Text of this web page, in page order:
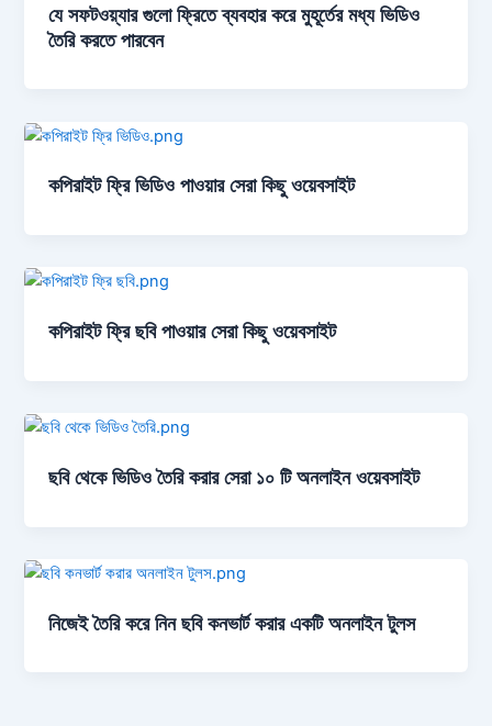
যে সফটওয়্যার গুলো ফ্রিতে ব্যবহার করে মুহূর্তের মধ্য ভিডিও
তৈরি করতে পারবেন
কপিরাইট ফ্রি ভিডিও পাওয়ার সেরা কিছু ওয়েবসাইট
কপিরাইট ফ্রি ছবি পাওয়ার সেরা কিছু ওয়েবসাইট
ছবি থেকে ভিডিও তৈরি করার সেরা ১০ টি অনলাইন ওয়েবসাইট
নিজেই তৈরি করে নিন ছবি কনভার্ট করার একটি অনলাইন টুলস